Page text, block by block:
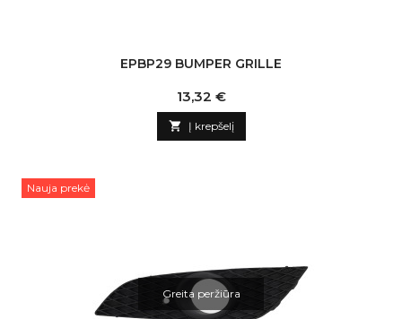
EPBP29 BUMPER GRILLE
Kaina
13,32 €
 Į krepšelį
Nauja prekė
Greita peržiūra